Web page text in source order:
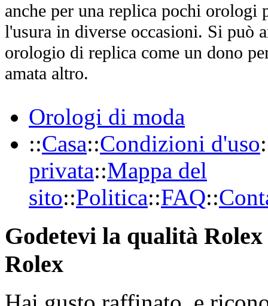
anche per una replica pochi orologi
l'usura in diverse occasioni. Si può
orologio di replica come un dono
amata altro.
Orologi di moda
::Casa::Condizioni d'uso
privata::Mappa del
sito::Politica::FAQ::
Godetevi la qualità
Rolex